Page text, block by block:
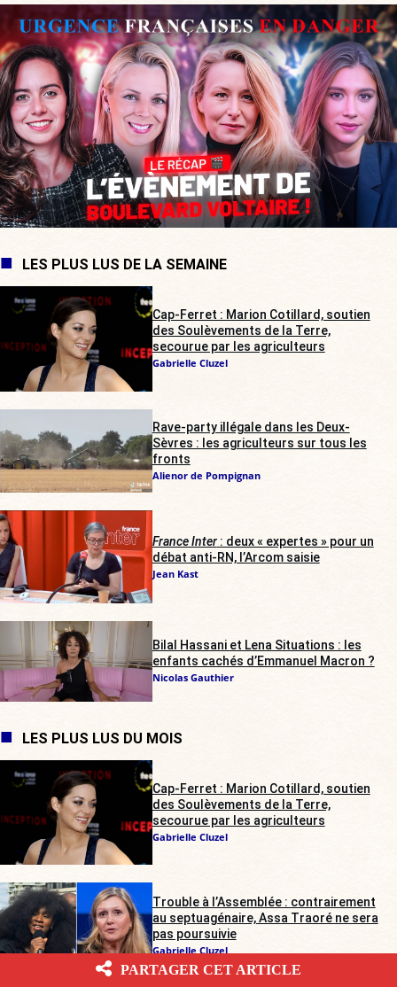
LES PLUS LUS DE LA SEMAINE
Cap-Ferret : Marion Cotillard, soutien
des Soulèvements de la Terre,
secourue par les agriculteurs
Gabrielle Cluzel
Rave-party illégale dans les Deux-
Sèvres : les agriculteurs sur tous les
fronts
Alienor de Pompignan
France Inter: deux « expertes » pour un
débat anti-RN, l’Arcom saisie
Jean Kast
Bilal Hassani et Lena Situations : les
enfants cachés d’Emmanuel Macron ?
Nicolas Gauthier
LES PLUS LUS DU MOIS
Cap-Ferret : Marion Cotillard, soutien
des Soulèvements de la Terre,
secourue par les agriculteurs
Gabrielle Cluzel
Trouble à l’Assemblée : contrairement
au septuagénaire, Assa Traoré ne sera
pas poursuivie
Gabrielle Cluzel
PARTAGER CET ARTICLE